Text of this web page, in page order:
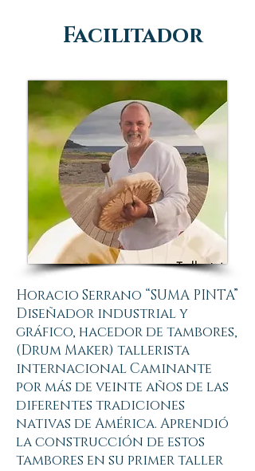
Facilitador
Horacio Serrano “SUMA PINTA”
Diseñador industrial y
gráfico, hacedor de tambores,
(Drum Maker) tallerista
internacional Caminante
por más de veinte años de las
diferentes tradiciones
nativas de América. Aprendió
la construcción de estos
tambores en su primer taller